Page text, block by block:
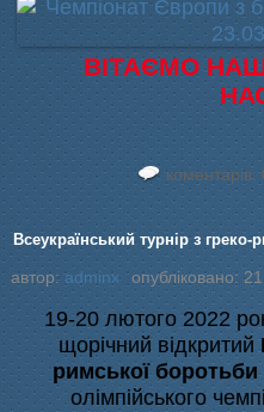
ВІТАЄМО
коментарів:
Всеукраїнський турнір з
автор: adminx опубліковано:
19-20 лютого 2022
щорічний відкритий
римської боротьби
олімпійського